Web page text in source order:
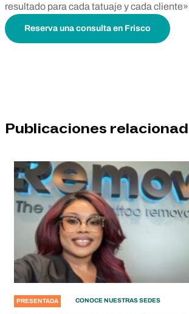
resultado para cada tatuaje y cada
Reserva una consulta en Frisco
Publicaciones
PRESENTADA CONOCE NUESTRAS SEDES